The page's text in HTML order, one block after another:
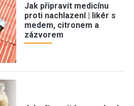
Jak připravit medicínu
proti nachlazení | likér s
medem, citronem a
zázvorem